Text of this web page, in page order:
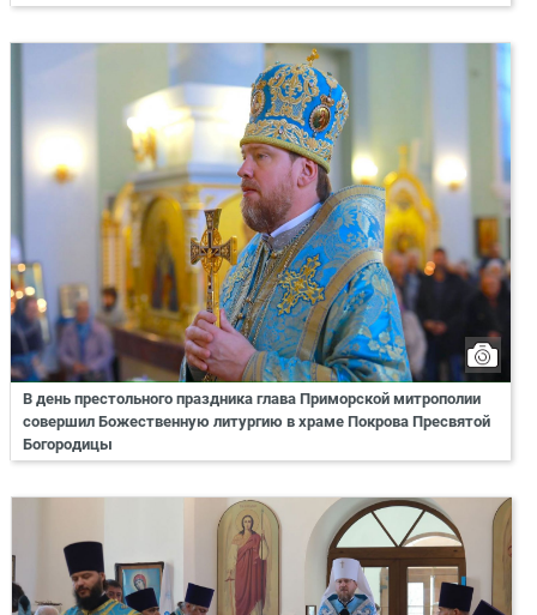
В день престольного праздника глава Приморской митрополии
совершил Божественную литургию в храме Покрова Пресвятой
Богородицы